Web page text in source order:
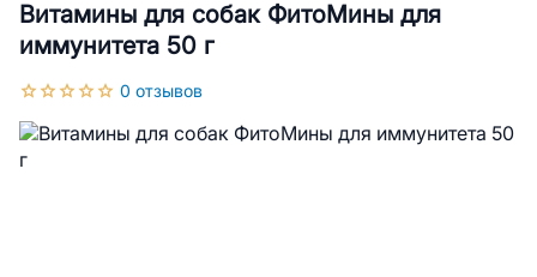
Витамины для собак ФитоМины для
иммунитета 50 г
0 отзывов